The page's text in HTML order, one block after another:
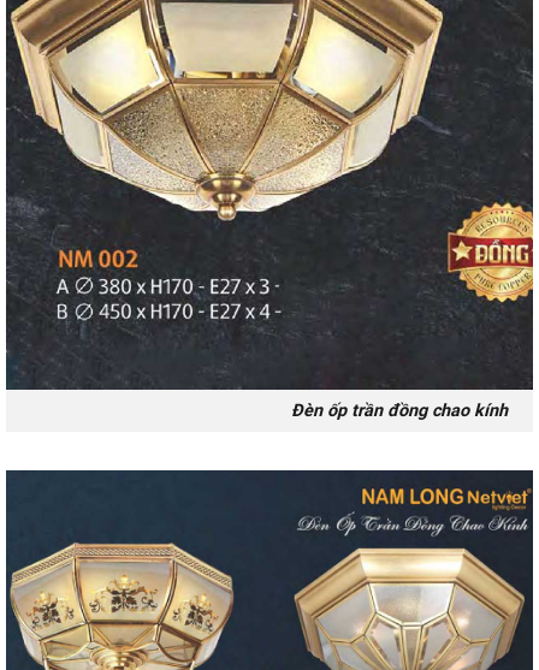
Đèn ốp trần đồng chao kính